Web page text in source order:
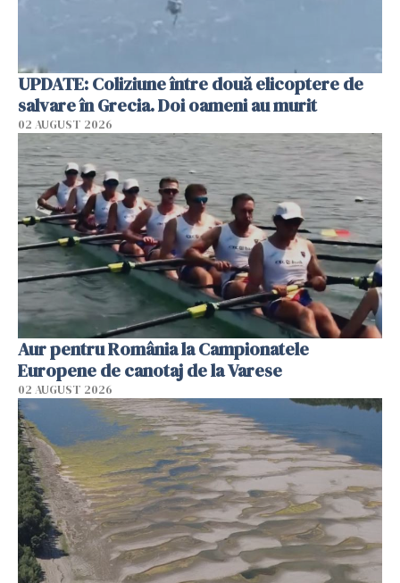
UPDATE: Coliziune între două elicoptere de
salvare în Grecia. Doi oameni au murit
02 AUGUST 2026
Aur pentru România la Campionatele
Europene de canotaj de la Varese
02 AUGUST 2026